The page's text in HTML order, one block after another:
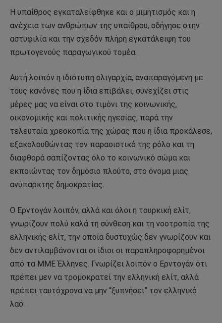
Η υπαίθρος εγκαταλείφθηκε και ο μιμητισμός και η
ανέχεια των ανθρώπων της υπαίθρου, οδήγησε στην
αστυφιλία και την σχεδόν πλήρη εγκατάλειψη του
πρωτογενούς παραγωγικού τομέα.
Αυτή λοιπόν η ιδιότυπη ολιγαρχία, αναπαραγόμενη με
τους κανόνες που η ίδια επιβάλει, συνεχίζει στις
μέρες μας να είναι στο τιμόνι της κοινωνικής,
οικονομικής και πολιτικής ηγεσίας, παρά την
τελευταία χρεοκοπία της χώρας που η ίδια προκάλεσε,
εξακολουθώντας τον παρασιστικό της ρόλο και τη
διαφθορά σαπίζοντας όλο το κοινωνικό σώμα και
εκποιώντας τον δημόσιο πλούτο, στο όνομα μιας
ανύπαρκτης δημοκρατίας.
Ο Ερντογάν λοιπόν, αλλά και όλοι η τουρκική ελίτ,
γνωρίζουν πολύ καλά τη σύνθεση και τη νοοτροπία της
ελληνικής ελίτ, την οποία δυστυχώς δεν γνωρίζουν και
δεν αντιλαμβάνονται οι ίδιοι οι παραπληροφορημένοι
από τα ΜΜΕ Έλληνες. Γνωρίζει λοιπόν ο Ερντογάν ότι
πρέπει μεν να τρομοκρατεί την ελληνική ελίτ, αλλά
πρέπει ταυτόχρονα να μην “ξυπνήσει” τον ελληνικό
λαό.